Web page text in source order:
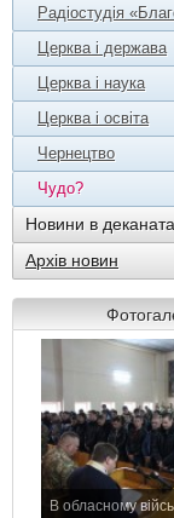
Радіостудія
Церква і держава
Церква і наука
Церква і освіта
Чернецтво
Чудо?
Новини в
Архів новин
В обласному